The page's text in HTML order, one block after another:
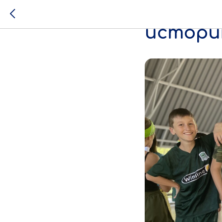
МПГУ